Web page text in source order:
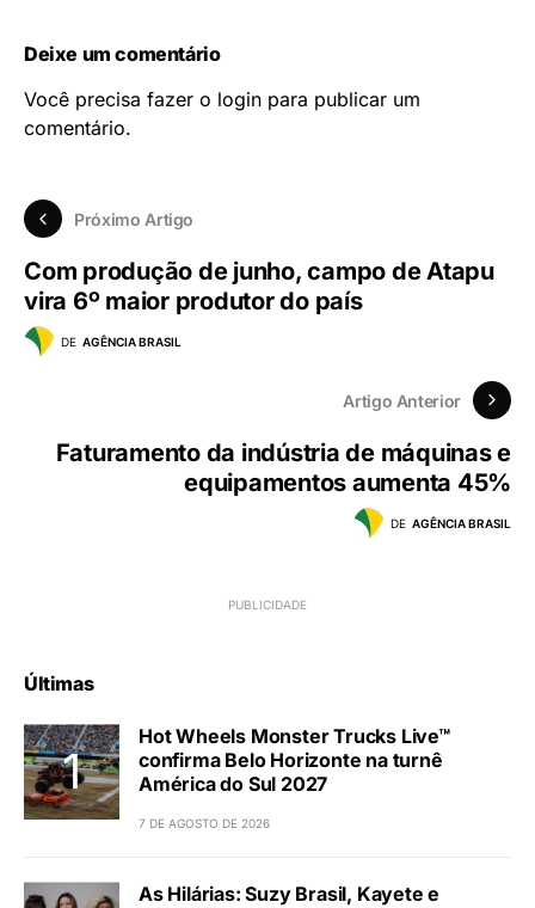
Deixe um comentário
Você precisa fazer o login para publicar um
comentário.
Próximo Artigo
Com produção de junho, campo de Atapu
vira 6º maior produtor do país
DE AGÊNCIA BRASIL
Artigo Anterior
Faturamento da indústria de máquinas e
equipamentos aumenta 45%
DE AGÊNCIA BRASIL
Últimas
Hot Wheels Monster Trucks Live™
confirma Belo Horizonte na turnê
América do Sul 2027
7 DE AGOSTO DE 2026
As Hilárias: Suzy Brasil, Kayete e